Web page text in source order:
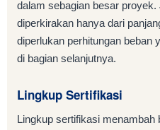
dalam sebagian besar
diperkirakan hanya dari
diperlukan perhitungan beban
di bagian selanjutnya.
Lingkup Sertifikasi
Lingkup sertifikasi menambah